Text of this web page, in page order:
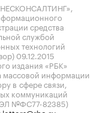
средства
службой
технологий
09.12.2015
издания «РБК»
массовой информации
в сфере связи,
коммуникаций
ЭЛ №ФС77-82385)